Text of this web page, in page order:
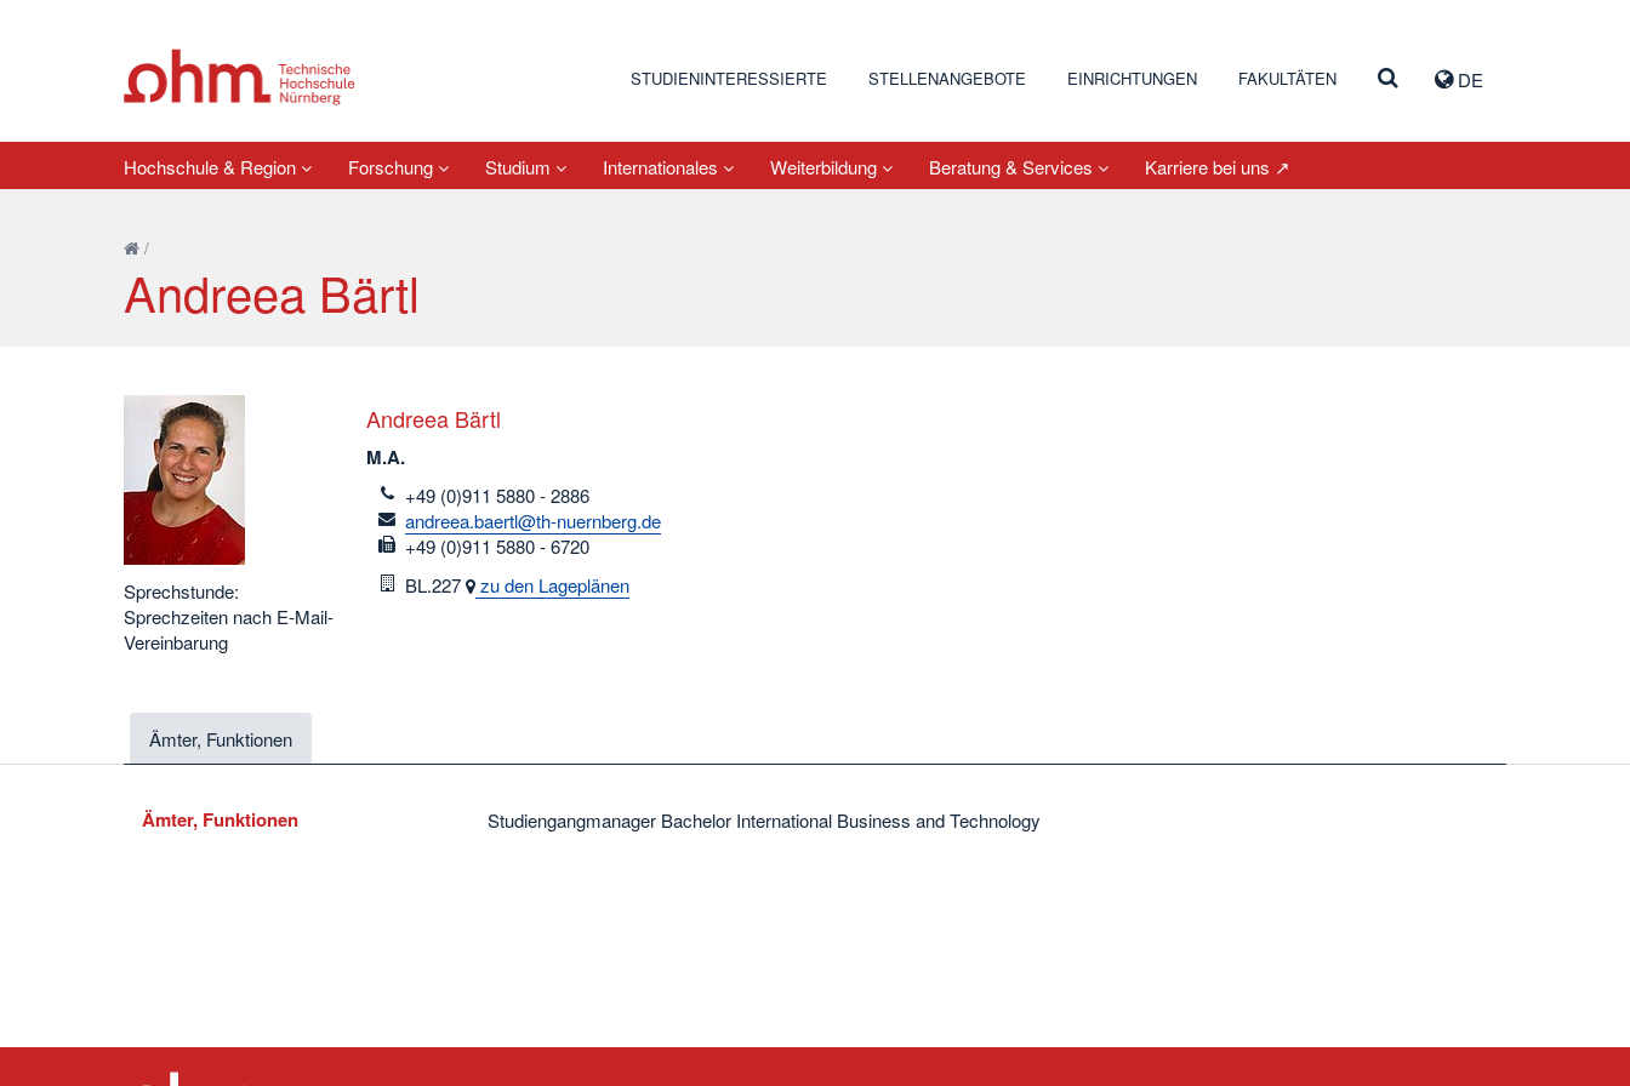
DE
STUDIENINTERESSIERTE STELLENANGEBOTE EINRICHTUNGEN FAKULTÄTEN
Hochschule & Region Forschung Studium Internationales Weiterbildung Beratung & Services Karriere bei uns ↗
/
Andreea Bärtl
Sprechstunde:
Sprechzeiten nach E-Mail-
Vereinbarung
Andreea Bärtl
M.A.
telefon
+49 (0)911 5880 - 2886
email
andreea.baertl@th-nuernberg.de
fax
+49 (0)911 5880 - 6720
Raum
BL.227 zu den Lageplänen
Ämter, Funktionen
Ämter, Funktionen Studiengangmanager Bachelor International Business and Technology